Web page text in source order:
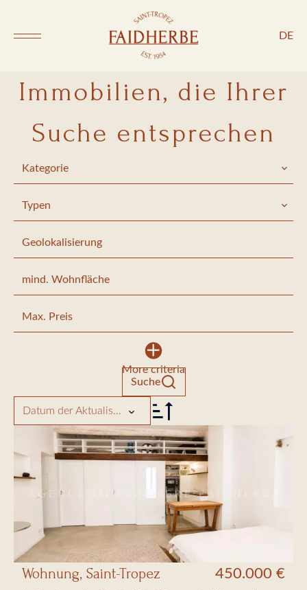
DE
Immobilien, die Ihrer
Suche entsprechen
Kategorie
Typen
Geolokalisierung
More criteria
Suche
Datum der Aktualisierung
Wohnung, Saint-Tropez 450.000 €